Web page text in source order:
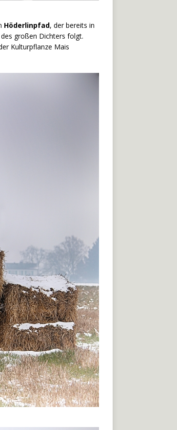
Höderlinpfad, der bereits in
großen Dichters folgt.
Kulturpflanze Mais